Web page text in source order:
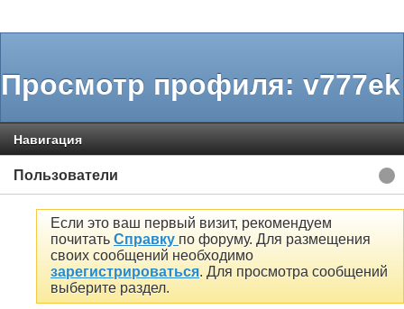
Просмотр профиля: v777ek
Навигация
Пользователи
Если это ваш первый визит, рекомендуем
почитать Справку по форуму. Для размещения
своих сообщений необходимо
зарегистрироваться. Для просмотра сообщений
выберите раздел.